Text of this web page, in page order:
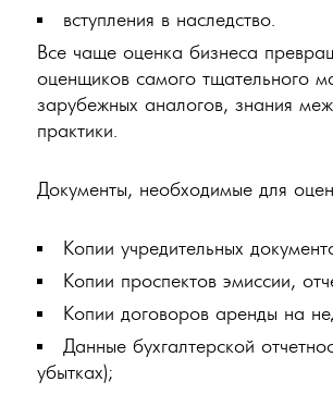
вступления в наследство.
Все чаще оценка бизнеса
оценщиков самого тщательного
зарубежных аналогов, знания
практики.
Документы, необходимые для
Копии учредительных
Копии проспектов эмиссии,
Копии договоров аренды на
Данные бухгалтерской
убытках);